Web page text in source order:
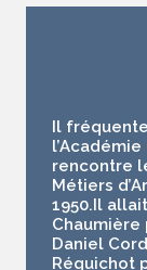
Il
rencontre
Métiers
1950.Il
Daniel
Réquichot